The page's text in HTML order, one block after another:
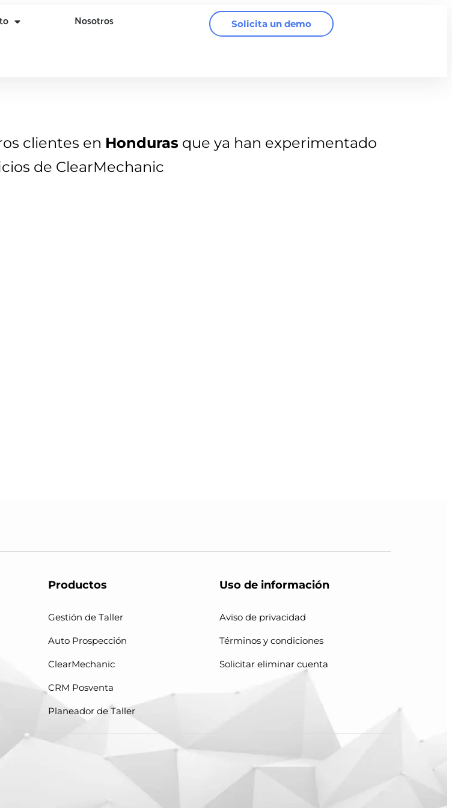
Nosotros Solicita un demo
clientes en Honduras que ya han experimentado
de ClearMechanic
Productos
Gestión de Taller
Auto Prospección
ClearMechanic
CRM Posventa
Planeador de Taller
Uso de información
Aviso de privacidad
Términos y condiciones
Solicitar eliminar cuenta